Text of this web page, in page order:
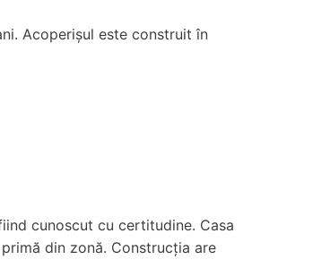
Acoperișul este construit în
cunoscut cu certitudine. Casa
din zonă. Construcția are